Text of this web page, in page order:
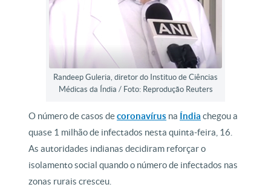
Randeep Guleria, diretor do Instituo de Ciências
Médicas da Índia / Foto: Reprodução Reuters
O número de casos decoronavírus na Índia chegou a
quase 1 milhão de infectados nesta quinta-feira, 16.
As autoridades indianas decidiram reforçar o
isolamento social quando o número de infectados nas
zonas rurais cresceu.